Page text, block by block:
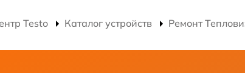
Testo Каталог устройств Ремонт